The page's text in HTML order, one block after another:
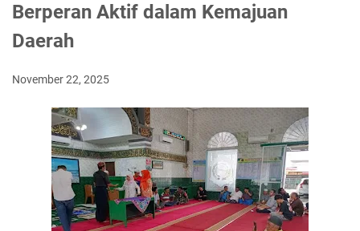
Berperan Aktif dalam Kemajuan
Daerah
November 22, 2025